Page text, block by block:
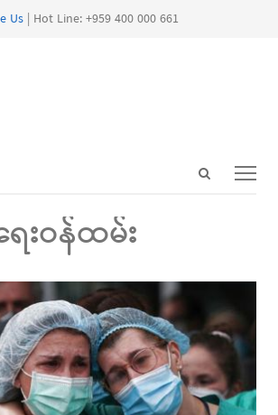
Us| Hot Line: +959 400 000 661
Open
ေးဝန်ထမ်း